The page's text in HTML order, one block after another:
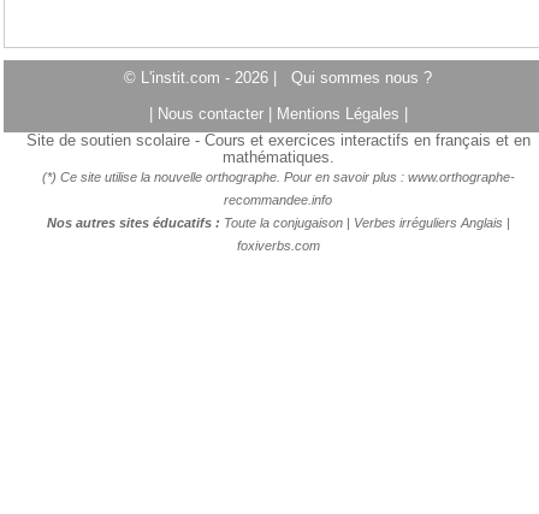
© L'instit.com - 2026 | Qui sommes nous ?
Nous contacter Mentions Légales
Site de soutien scolaire - Cours et exercices interactifs en français et en
mathématiques.
(*) Ce site utilise la nouvelle orthographe. Pour en savoir plus : www.orthographe-
recommandee.info
Nos autres sites éducatifs : Toute la conjugaison| Verbes irréguliers Anglais |
foxiverbs.com